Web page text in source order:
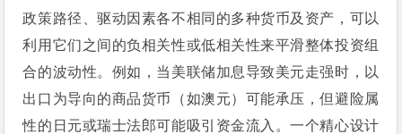
政策路径、驱动因素各不相同的多种货币及资产，可以
利用它们之间的负相关性或低相关性来平滑整体投资组
合的波动性。例如，当美联储加息导致美元走强时，以
出口为导向的商品货币（如澳元）可能承压，但避险属
性的日元或瑞士法郎可能吸引资金流入。一个精心设计